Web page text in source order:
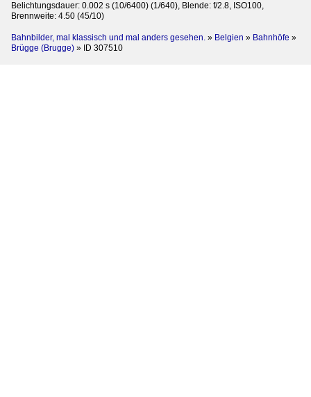
Belichtungsdauer: 0.002 s (10/6400) (1/640), Blende: f/2.8, ISO100,
Brennweite: 4.50 (45/10)
Bahnbilder, mal klassisch und mal anders gesehen. » Belgien » Bahnhöfe »
Brügge (Brugge) » ID 307510